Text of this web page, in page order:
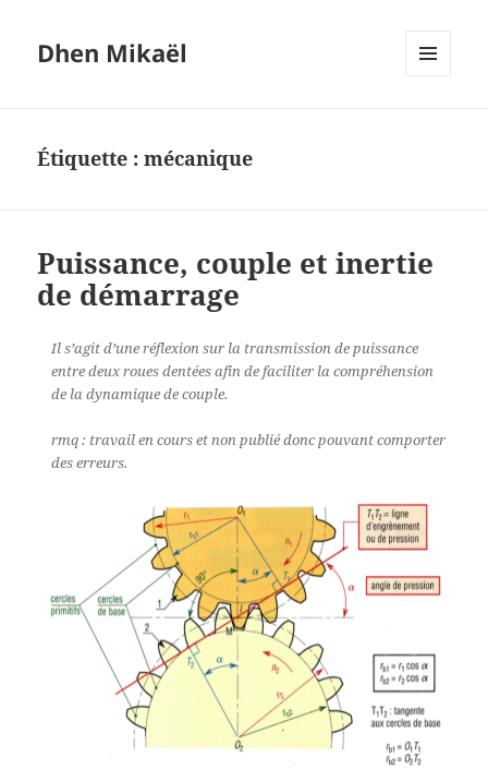
Dhen Mikaël
Étiquette :mécanique
Puissance, couple et inertie
de démarrage
Il s’agit d’une réflexion sur la transmission de puissance
entre deux roues dentées afin de faciliter la compréhension
de la dynamique de couple.
rmq : travail en cours et non publié donc pouvant comporter
des erreurs.